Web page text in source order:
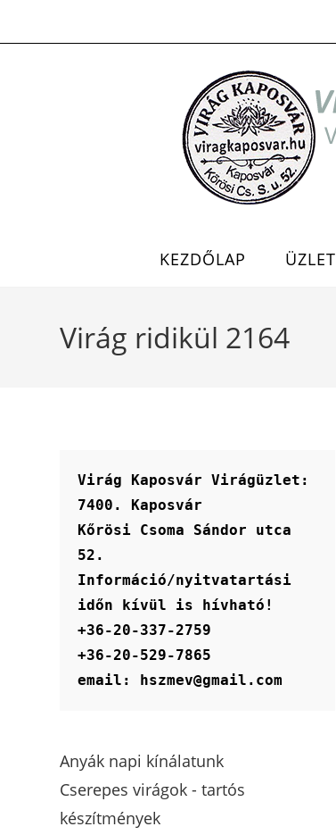
KEZDŐLAP ÜZLET
Virág ridikül 2164
Virág Kaposvár Virágüzlet:
7400. Kaposvár
Kőrösi Csoma Sándor utca
52.
Információ/nyitvatartási
időn kívül is hívható!
+36-20-337-2759
+36-20-529-7865
email: hszmev@gmail.com
Anyák napi kínálatunk
Cserepes virágok - tartós
készítmények